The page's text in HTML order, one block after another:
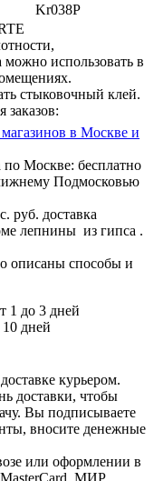
Kr038P
использовать в
стыковочный клей.
заказов:
в Москве и
по Москве: бесплатно
Подмосковью
руб. доставка
лепнины из гипса .
описаны способы и
1 до 3 дней
10 дней
курьером.
доставки, чтобы
Вы подписываете
вносите денежные
или оформлении в
МИР.